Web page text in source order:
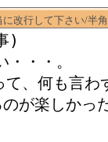
に改行して下さい/半